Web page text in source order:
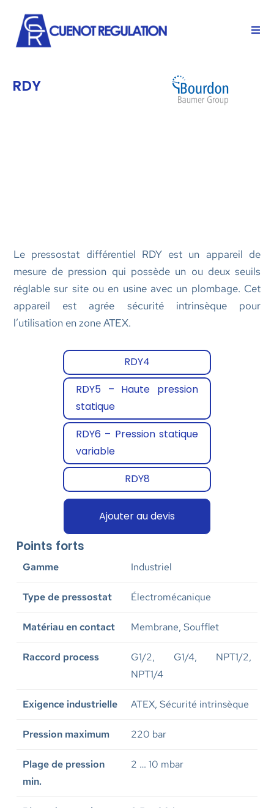
RDY
Le pressostat différentiel RDY est un appareil de
mesure de pression qui possède un ou deux seuils
réglable sur site ou en usine avec un plombage. Cet
appareil est agrée sécurité intrinsèque pour
l’utilisation en zone ATEX.
RDY4
RDY5 – Haute pression
statique
RDY6 – Pression statique
variable
RDY8
Ajouter au devis
Points forts
Gamme Industriel
Type de pressostat Électromécanique
Matériau en contact Membrane, Soufflet
Raccord process
G1/2, G1/4, NPT1/2,
NPT1/4
Exigence industrielle ATEX, Sécurité intrinsèque
Pression maximum 220 bar
Plage de pression
min.
2 … 10 mbar